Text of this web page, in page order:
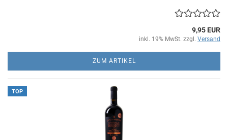
9,95 EUR
inkl. 19% MwSt. zzgl. Versand
ZUM ARTIKEL
TOP